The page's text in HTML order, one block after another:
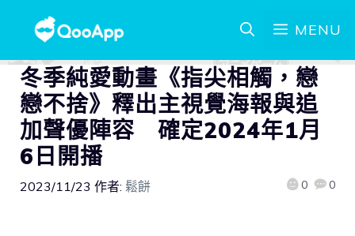
MENU
冬季純愛動畫《指尖相觸，戀
戀不捨》釋出主視覺海報與追
加聲優陣容 確定2024年1月
6日開播
2023/11/23 作者: 鬆餅 0 0